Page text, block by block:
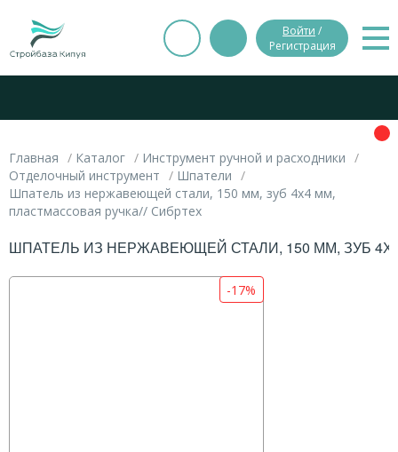
Войти /
Регистрация
Главная Каталог
Инструмент ручной и расходники
Отделочный инструмент
Шпатели
Шпатель из нержавеющей стали, 150 мм, зуб 4х4 мм,
пластмассовая ручка// Сибртех
ШПАТЕЛЬ ИЗ НЕРЖАВЕЮЩЕЙ СТАЛИ, 150 ММ, ЗУБ
-17%